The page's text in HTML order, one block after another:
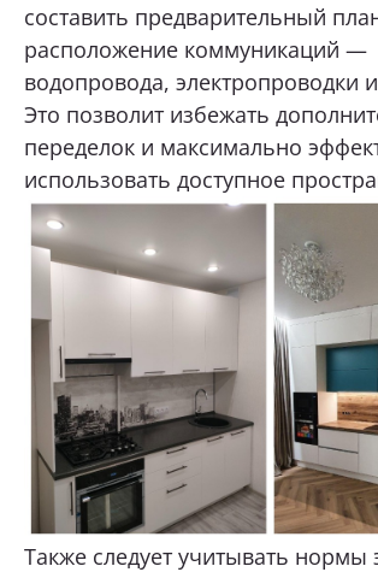
составить предварительный
расположение коммуникаций —
водопровода, электропроводки
Это позволит избежать
переделок и максимально
использовать доступное
Также следует учитывать нормы